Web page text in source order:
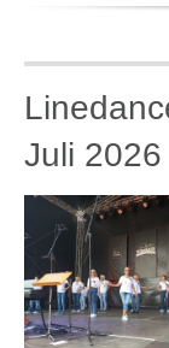
Juli 2026